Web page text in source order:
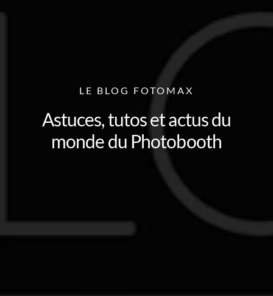
LE BLOG FOTOMAX
Astuces, tutos et actus du
monde du Photobooth